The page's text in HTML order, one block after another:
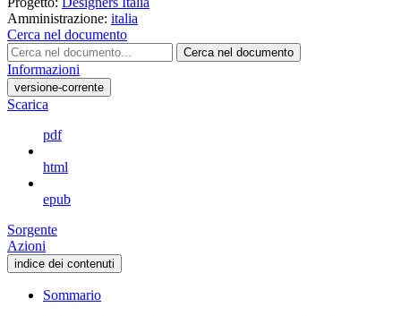
Amministrazione: italia
Cerca nel documento
Cerca nel documento
Informazioni
versione-corrente
Scarica
pdf
html
epub
Sorgente
Azioni
indice dei contenuti
Sommario